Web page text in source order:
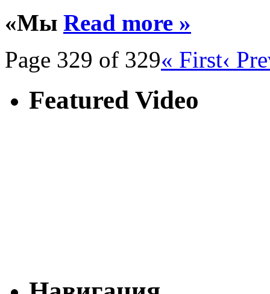
«Мы Read more »
Page 329 of 329« First‹
Featured Video